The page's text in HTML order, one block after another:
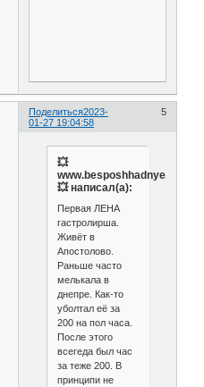
Поделиться 5
2023-
01-27 19:04:58
💥
www.besposhhadnye.ru
💥 написал(а):
Первая ЛЕНА
гастролирша.
Живёт в
Апостолово.
Раньше часто
мелькала в
днепре. Как-то
уболтал её за
200 на пол часа.
После этого
всегеда был час
за теже 200. В
принципи не